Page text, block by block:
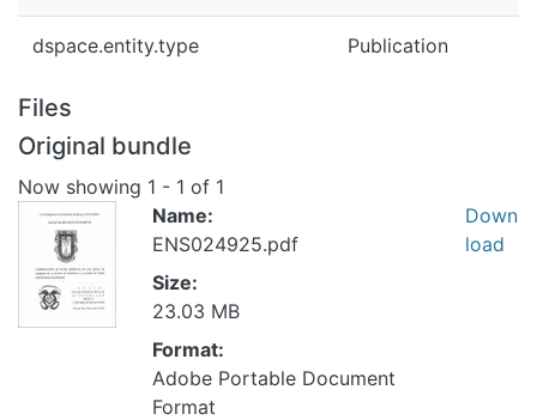
dspace.entity.type Publication
Files
Original bundle
Now showing 1 - 1 of 1
Name:
ENS024925.pdf
Size:
23.03 MB
Format:
Adobe Portable Document
Format
Down
load